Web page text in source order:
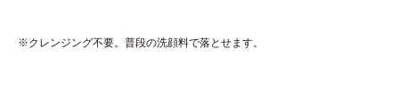
※クレンジング不要。普段の洗顔料で落とせます。